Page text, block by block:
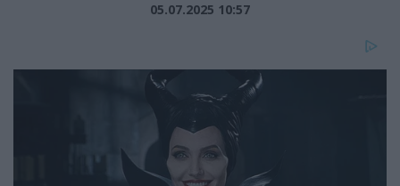
05.07.2025 10:57